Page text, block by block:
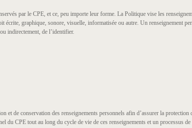
par le CPE, et ce, peu importe leur forme. La Politique vise les
écrite, graphique, sonore, visuelle, informatisée ou autre. Un renseignement
indirectement, de l’identifier.
de conservation des renseignements personnels afin d’assurer la protection
du CPE tout au long du cycle de vie de ces renseignements et un processus